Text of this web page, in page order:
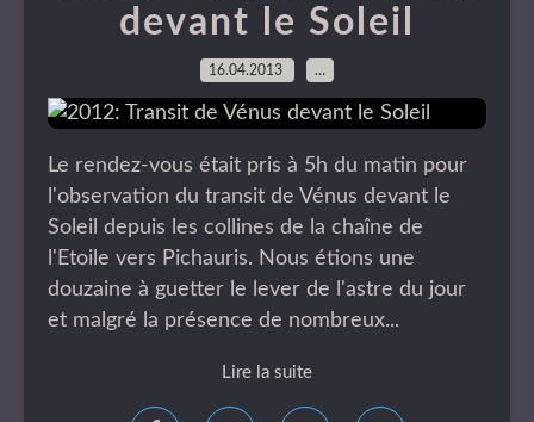
devant le Soleil
16.04.2013 …
Le rendez-vous était pris à 5h du matin pour
l'observation du transit de Vénus devant le
Soleil depuis les collines de la chaîne de
l'Etoile vers Pichauris. Nous étions une
douzaine à guetter le lever de l'astre du jour
et malgré la présence de nombreux...
Lire la suite